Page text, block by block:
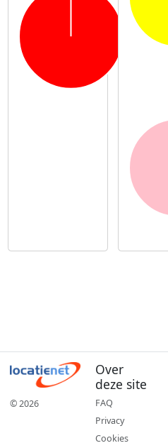
© 2026
Over
deze site
FAQ
Privacy
Cookies